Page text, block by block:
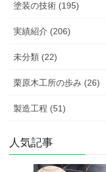
塗装の技術 (195)
実績紹介 (206)
未分類 (22)
栗原木工所の歩み (26)
製造工程 (51)
人気記事